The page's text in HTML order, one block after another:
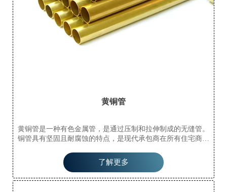
黄铜管
黄铜管是一种有色金属管，是通过压制和拉伸制成的无缝管。
铜管具有坚固且耐腐蚀的特点，是现代承包商在所有住宅商业
水管道。
了解更多